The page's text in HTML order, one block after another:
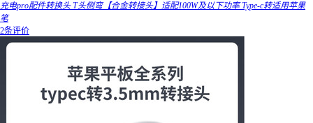
充电pro配件转换头 T头侧弯【合金转接头】适配100W及以下功率 Type-c转适用苹果
笔
2条评价